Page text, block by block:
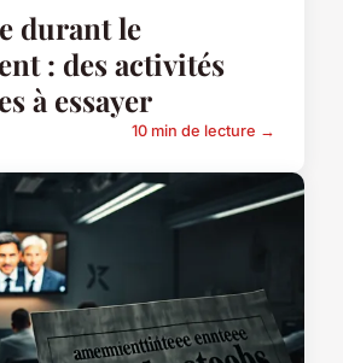
durant le
: des activités
à essayer
10 min de lecture →